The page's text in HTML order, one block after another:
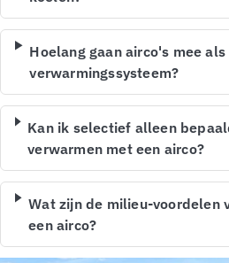
Hoelang gaan airco's mee als
verwarmingssysteem?
Kan ik selectief alleen
verwarmen met een airco?
Wat zijn de milieu-voordelen
een airco?